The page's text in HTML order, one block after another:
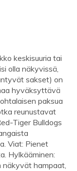
keskisuuria tai
olla näkyvissä,
sakset) on
hyväksyttävä
paksua
reunustavat
Tiger Bulldogs
Viat: Pienet
Hylkääminen:
näkyvät hampaat,